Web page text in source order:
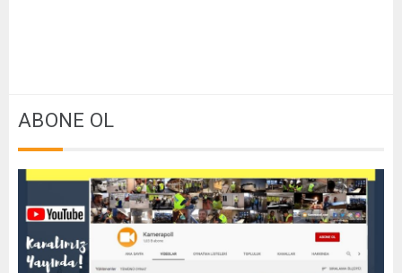
ABONE OL